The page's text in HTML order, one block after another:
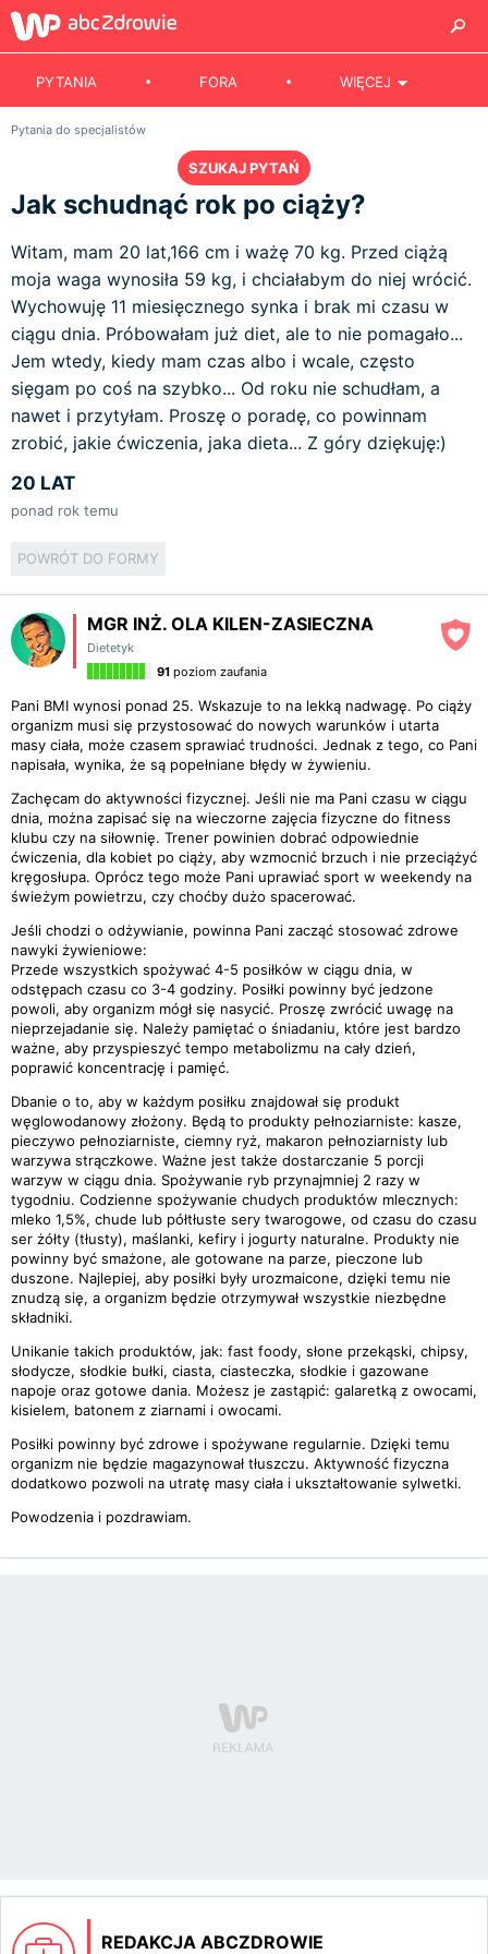
PYTANIA FORA WIĘCEJ
Pytania do specjalistów
SZUKAJ PYTAŃ
Jak schudnąć rok po ciąży?
Witam, mam 20 lat,166 cm i ważę 70 kg. Przed ciążą
moja waga wynosiła 59 kg, i chciałabym do niej wrócić.
Wychowuję 11 miesięcznego synka i brak mi czasu w
ciągu dnia. Próbowałam już diet, ale to nie pomagało...
Jem wtedy, kiedy mam czas albo i wcale, często
sięgam po coś na szybko... Od roku nie schudłam, a
nawet i przytyłam. Proszę o poradę, co powinnam
zrobić, jakie ćwiczenia, jaka dieta... Z góry dziękuję:)
20 LAT
ponad rok temu
POWRÓT DO FORMY
MGR INŻ. OLA KILEN-ZASIECZNA
Dietetyk
91 poziom zaufania
Pani BMI wynosi ponad 25. Wskazuje to na lekką nadwagę. Po ciąży
organizm musi się przystosować do nowych warunków i utarta
masy ciała, może czasem sprawiać trudności. Jednak z tego, co Pani
napisała, wynika, że są popełniane błędy w żywieniu.
Zachęcam do aktywności fizycznej. Jeśli nie ma Pani czasu w ciągu
dnia, można zapisać się na wieczorne zajęcia fizyczne do fitness
klubu czy na siłownię. Trener powinien dobrać odpowiednie
ćwiczenia, dla kobiet po ciąży, aby wzmocnić brzuch i nie przeciążyć
kręgosłupa. Oprócz tego może Pani uprawiać sport w weekendy na
świeżym powietrzu, czy choćby dużo spacerować.
Jeśli chodzi o odżywianie, powinna Pani zacząć stosować zdrowe
nawyki żywieniowe:
Przede wszystkich spożywać 4-5 posiłków w ciągu dnia, w
odstępach czasu co 3-4 godziny. Posiłki powinny być jedzone
powoli, aby organizm mógł się nasycić. Proszę zwrócić uwagę na
nieprzejadanie się. Należy pamiętać o śniadaniu, które jest bardzo
ważne, aby przyspieszyć tempo metabolizmu na cały dzień,
poprawić koncentrację i pamięć.
Dbanie o to, aby w każdym posiłku znajdował się produkt
węglowodanowy złożony. Będą to produkty pełnoziarniste: kasze,
pieczywo pełnoziarniste, ciemny ryż, makaron pełnoziarnisty lub
warzywa strączkowe. Ważne jest także dostarczanie 5 porcji
warzyw w ciągu dnia. Spożywanie ryb przynajmniej 2 razy w
tygodniu. Codzienne spożywanie chudych produktów mlecznych:
mleko 1,5%, chude lub półtłuste sery twarogowe, od czasu do czasu
ser żółty (tłusty), maślanki, kefiry i jogurty naturalne. Produkty nie
powinny być smażone, ale gotowane na parze, pieczone lub
duszone. Najlepiej, aby posiłki były urozmaicone, dzięki temu nie
znudzą się, a organizm będzie otrzymywał wszystkie niezbędne
składniki.
Unikanie takich produktów, jak: fast foody, słone przekąski, chipsy,
słodycze, słodkie bułki, ciasta, ciasteczka, słodkie i gazowane
napoje oraz gotowe dania. Możesz je zastąpić: galaretką z owocami,
kisielem, batonem z ziarnami i owocami.
Posiłki powinny być zdrowe i spożywane regularnie. Dzięki temu
organizm nie będzie magazynował tłuszczu. Aktywność fizyczna
dodatkowo pozwoli na utratę masy ciała i ukształtowanie sylwetki.
Powodzenia i pozdrawiam.
REDAKCJA ABCZDROWIE